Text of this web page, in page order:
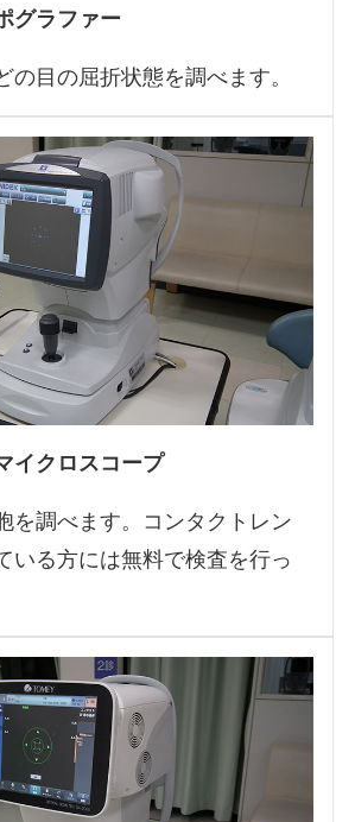
グラファー
の目の屈折状態を調べます。
イクロスコープ
を調べます。コンタクトレン
いる方には無料で検査を行っ